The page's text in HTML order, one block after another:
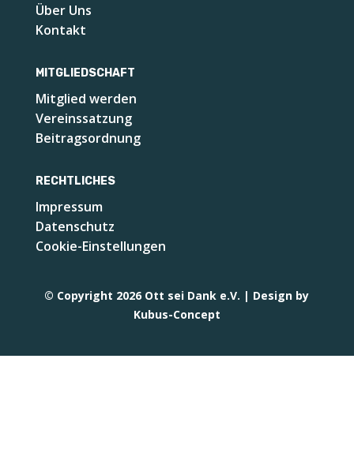
Über Uns
Kontakt
MITGLIEDSCHAFT
Mitglied werden
Vereinssatzung
Beitragsordnung
RECHTLICHES
Impressum
Datenschutz
Cookie-Einstellungen
© Copyright 2026 Ott sei Dank e.V. | Design by
Kubus-Concept